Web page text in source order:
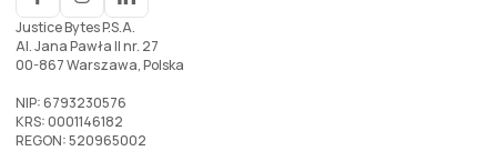
Justice Bytes P.S.A.
Al. Jana Pawła II nr. 27
00-867 Warszawa, Polska
NIP: 6793230576
KRS: 0001146182
REGON: 520965002